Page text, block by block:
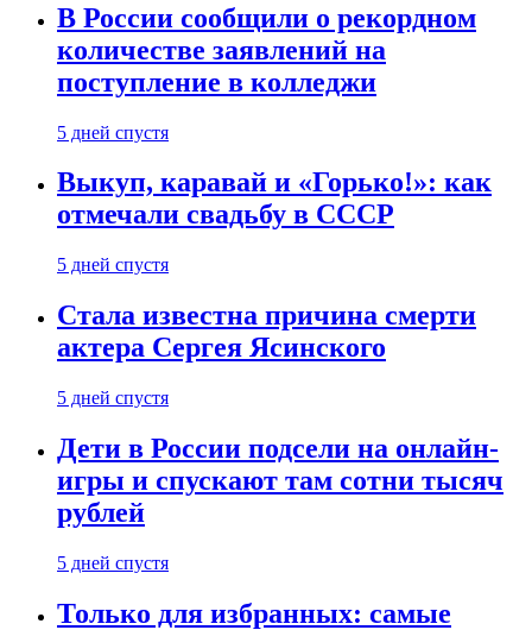
В России сообщили о рекордном
количестве заявлений на
поступление в колледжи
5 дней спустя
Выкуп, каравай и «Горько!»: как
отмечали свадьбу в СССР
5 дней спустя
Стала известна причина смерти
актера Сергея Ясинского
5 дней спустя
Дети в России подсели на онлайн-
игры и спускают там сотни тысяч
рублей
5 дней спустя
Только для избранных: самые